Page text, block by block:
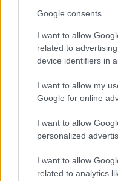
Google consents
I want to allow
related to
device identifiers in
I want to allow my
Google for online
I want to allow
personalized
I want to allow
related to analytics
Κλαρίνο:
Νταούλι:
Σιδηρόπουλος